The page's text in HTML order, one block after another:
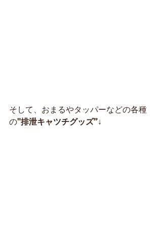
そして、おまるやタッパーなどの各種
の"排泄キャツチグッズ”↓